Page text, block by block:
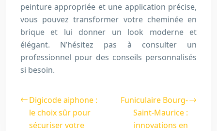
peinture appropriée et une application précise,
vous pouvez transformer votre cheminée en
brique et lui donner un look moderne et
élégant. N’hésitez pas à consulter un
professionnel pour des conseils personnalisés
si besoin.
Digicode aiphone :
le choix sûr pour
sécuriser votre
Funiculaire Bourg-
Saint-Maurice :
innovations en